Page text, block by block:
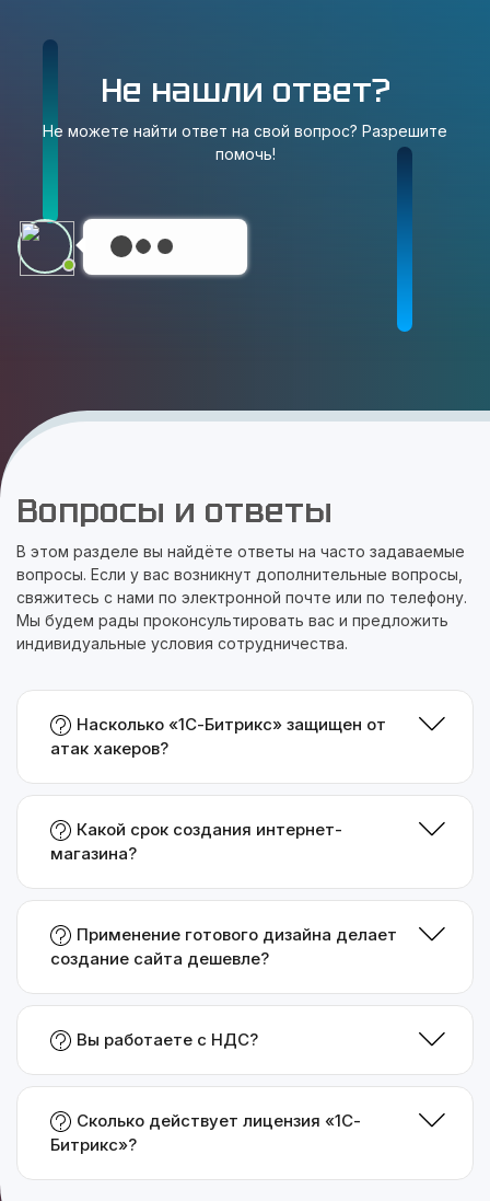
Не нашли ответ?
Не можете найти ответ на свой вопрос? Разрешите
помочь!
Вопросы и ответы
В этом разделе вы найдёте ответы на часто задаваемые
вопросы. Если у вас возникнут дополнительные вопросы,
свяжитесь с нами по электронной почте или по телефону.
Мы будем рады проконсультировать вас и предложить
индивидуальные условия сотрудничества.
Насколько «1С-Битрикс» защищен от
атак хакеров?
Какой срок создания интернет-
магазина?
Применение готового дизайна делает
создание сайта дешевле?
Вы работаете с НДС?
Сколько действует лицензия «1С-
Битрикс»?